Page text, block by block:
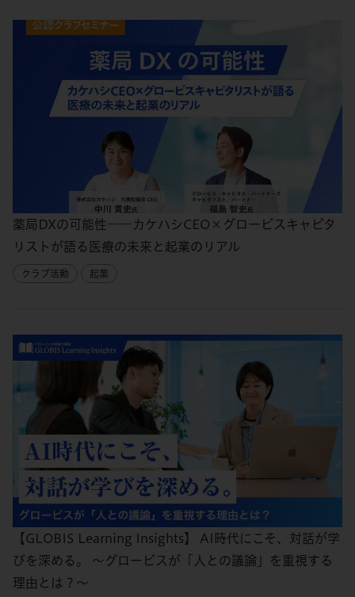
薬局DXの可能性――カケハシCEO×グロービスキャピタ
リストが語る医療の未来と起業のリアル
クラブ活動 起業
【GLOBIS Learning Insights】 AI時代にこそ、対話が学
びを深める。 ～グロービスが「人との議論」を重視する
理由とは？～